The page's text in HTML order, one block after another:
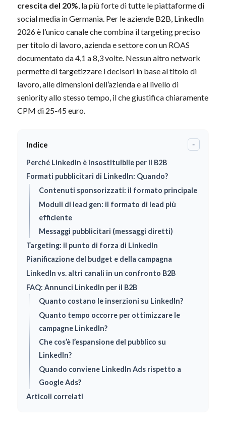
crescita del 20%, la più forte di tutte le piattaforme di
social media in Germania. Per le aziende B2B, LinkedIn
2026 è l’unico canale che combina il targeting preciso
per titolo di lavoro, azienda e settore con un ROAS
documentato da 4,1 a 8,3 volte. Nessun altro network
permette di targetizzare i decisori in base al titolo di
lavoro, alle dimensioni dell’azienda e al livello di
seniority allo stesso tempo, il che giustifica chiaramente
CPM di 25-45 euro.
Indice -
Perché LinkedIn è insostituibile per il B2B
Formati pubblicitari di LinkedIn: Quando?
Contenuti sponsorizzati: il formato principale
Moduli di lead gen: il formato di lead più
efficiente
Messaggi pubblicitari (messaggi diretti)
Targeting: il punto di forza di LinkedIn
Pianificazione del budget e della campagna
LinkedIn vs. altri canali in un confronto B2B
FAQ: Annunci LinkedIn per il B2B
Quanto costano le inserzioni su LinkedIn?
Quanto tempo occorre per ottimizzare le
campagne LinkedIn?
Che cos’è l’espansione del pubblico su
LinkedIn?
Quando conviene LinkedIn Ads rispetto a
Google Ads?
Articoli correlati